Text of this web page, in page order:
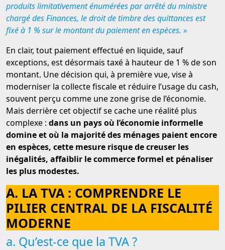
produits limitativement énumérées par arrêté du ministre
chargé des Finances, le droit de timbre des quittances est
fixé à 1 % sur le montant du paiement en espèces. »
En clair, tout paiement effectué en liquide, sauf
exceptions, est désormais taxé à hauteur de 1 % de son
montant. Une décision qui, à première vue, vise à
moderniser la collecte fiscale et réduire l’usage du cash,
souvent perçu comme une zone grise de l’économie.
Mais derrière cet objectif se cache une réalité plus
complexe : dans un pays où l’économie informelle
domine et où la majorité des ménages paient encore
en espèces, cette mesure risque de creuser les
inégalités, affaiblir le commerce formel et pénaliser
les plus modestes.
A. LA TVA : COMPRENDRE LE
PILIER CENTRAL DE LA FISCALITÉ
MODERNE
a. Qu’est-ce que la TVA ?